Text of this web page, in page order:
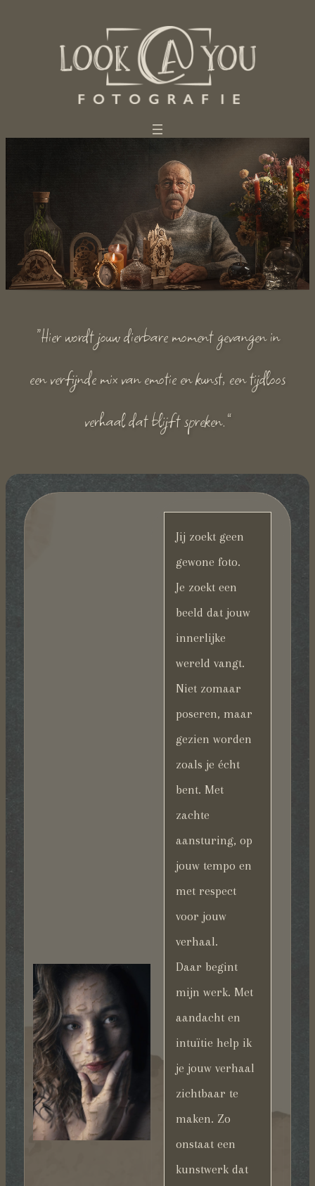
“Hier wordt jouw dierbare moment gevangen in
een verfijnde mix van emotie en kunst, een tijdloos
verhaal dat blijft spreken.”
Jij zoekt geen
gewone foto.
Je zoekt een
beeld dat jouw
innerlijke
wereld vangt.
Niet zomaar
poseren, maar
gezien worden
zoals je écht
bent. Met
zachte
aansturing, op
jouw tempo en
met respect
voor jouw
verhaal.
Daar begint
mijn werk. Met
aandacht en
intuïtie help ik
je jouw verhaal
zichtbaar te
maken. Zo
onstaat een
kunstwerk dat